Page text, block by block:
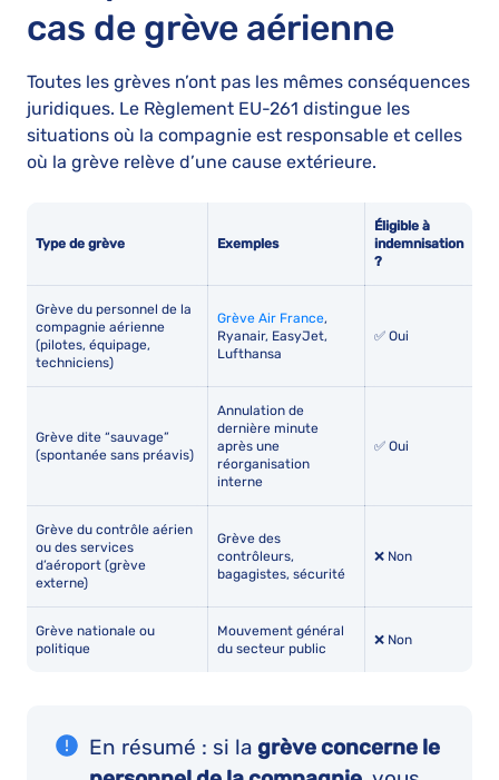
cas de grève aérienne
Toutes les grèves n’ont pas les mêmes conséquences
juridiques. Le Règlement EU-261 distingue les
situations où la compagnie est responsable et celles
où la grève relève d’une cause extérieure.
Type de grève Exemples
Éligible à
indemnisation
?
Grève du personnel de la
compagnie aérienne
(pilotes, équipage,
techniciens)
Grève Air France,
Ryanair, EasyJet,
Lufthansa
✅ Oui
Grève dite “sauvage”
(spontanée sans préavis)
Annulation de
dernière minute
après une
réorganisation
interne
✅ Oui
Grève du contrôle aérien
ou des services
d’aéroport (grève
externe)
Grève des
contrôleurs,
bagagistes, sécurité
❌ Non
Grève nationale ou
politique
Mouvement général
du secteur public
❌ Non
En résumé : si la grève concerne le